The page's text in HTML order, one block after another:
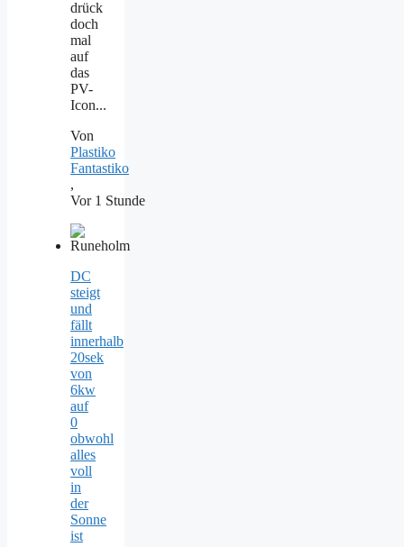
drück
doch
mal
auf
das
PV-
Icon...
Von
Plastiko
Fantastiko
,
Vor 1 Stunde
DC
steigt
und
fällt
innerhalb
20sek
von
6kw
auf
0
obwohl
alles
voll
in
der
Sonne
ist